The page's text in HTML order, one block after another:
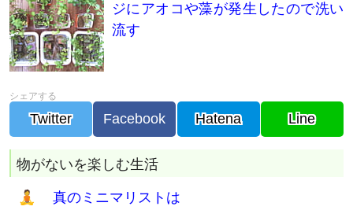
ジにアオコや藻が発生したので洗い
流す
Twitter Facebook Hatena Line
物がないを楽しむ生活
🧘 真のミニマリストは